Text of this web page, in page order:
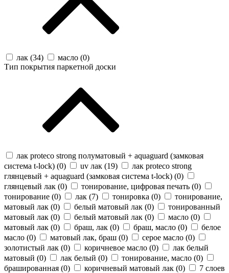
лак (34) масло (0)
Тип покрытия паркетной доски
лак proteco strong полуматовый + aquaguard (замковая
система t-lock) (0) uv лак (19)
лак proteco strong
глянцевый + aquaguard (замковая система t-lock) (0)
глянцевый лак (0) тонирование, цифровая печать (0)
тонирование (0) лак (7) тонировка (0)
тонирование,
матовый лак (0) белый матовый лак (0)
тонированный
матовый лак (0) белый матовый лак (0) масло (0)
матовый лак (0) браш, лак (0) браш, масло (0)
белое
масло (0) матовый лак, браш (0) серое масло (0)
золотистый лак (0) коричневое масло (0)
лак белый
матовый (0) лак белый (0) тонирование, масло (0)
брашированная (0) коричневый матовый лак (0)
7 слоев